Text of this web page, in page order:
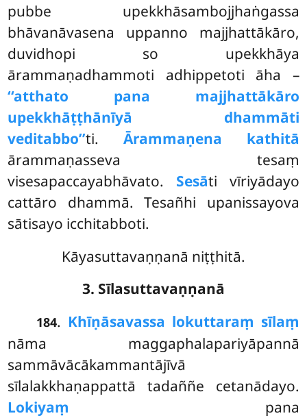
pubbe upekkhāsambojjhaṅgassa
bhāvanāvasena uppanno majjhattākāro,
duvidhopi so upekkhāya
ārammaṇadhammoti adhippetoti āha –
‘‘atthato pana majjhattākāro
upekkhāṭṭhānīyā dhammāti
veditabbo’’ti. Ārammaṇena kathitā
ārammaṇasseva tesaṃ
visesapaccayabhāvato. Sesāti vīriyādayo
cattāro dhammā. Tesañhi upanissayova
sātisayo icchitabboti.
Kāyasuttavaṇṇanā niṭṭhitā.
3. Sīlasuttavaṇṇanā
184. Khīṇāsavassa lokuttaraṃ sīlaṃ
nāma maggaphalapariyāpannā
sammāvācākammantājīvā
sīlalakkhaṇappattā tadaññe cetanādayo.
Lokiyaṃ pana